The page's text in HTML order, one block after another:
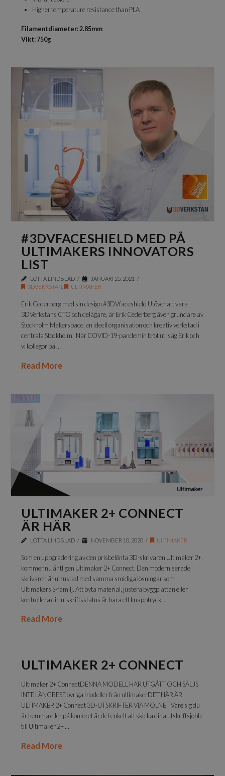
Higher temperature resistance than PLA
Filamentdiameter: 2.85mm
Vikt: 750g
#3DVFACESHIELD MED PÅ
ULTIMAKERS INNOVATORS
LIST
LOTTA LINDBLAD
JANUARI 25, 2021
3DVERKSTAN , ULTIMAKER
Erik Cederberg med sin design #3DVfaceshield Utöver att vara
3DVerkstans CTO och delägare, är Erik Cederberg även grundare av
Stockholm Makerspace: en ideell organisation och kreativ verkstad i
centrala Stockholm. När COVID-19-pandemin bröt ut, såg Erik och
vi kollegor på …
Read More
ULTIMAKER 2+ CONNECT
ÄR HÄR
LOTTA LINDBLAD NOVEMBER 10, 2020 ULTIMAKER
Som en uppgradering av den prisbelönta 3D-skrivaren Ultimaker 2+,
kommer nu äntligen Ultimaker 2+ Connect. Den moderniserade
skrivaren är utrustad med samma smidiga lösningar som
Ultimakers S-familj. Att byta material, justera byggplattan eller
kontrollera din utskriftsstatus är bara ett knapptryck …
Read More
ULTIMAKER 2+ CONNECT
Ultimaker 2+ ConnectDENNA MODELL HAR UTGÅTT OCH SÄLJS
INTE LÄNGRESE övriga modeller från ultimakerDET HÄR ÄR
ULTIMAKER 2+ Connect 3D-UTSKRIFTER VIA MOLNET Vare sig du
är hemma eller på kontoret är det enkelt att skicka dina utskriftsjobb
till Ultimaker 2+ …
Read More